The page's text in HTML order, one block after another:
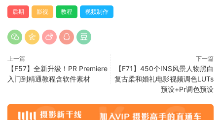
后期 影视 教程 视频制作
上一篇
【F57】全新升级！PR Premiere
入门到精通教程含软件素材
下一篇
【F71】450个INS风景人物黑白
复古柔和婚礼电影视频调色LUTs
预设+Pr调色预设